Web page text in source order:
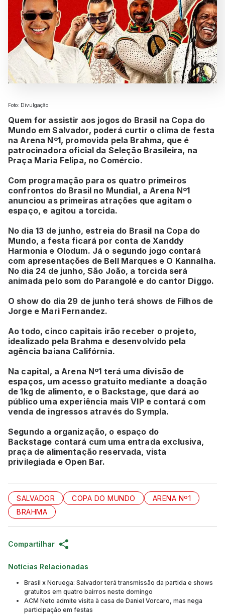
Foto: Divulgação
Quem for assistir aos jogos do Brasil na Copa do
Mundo em Salvador, poderá curtir o clima de festa
na Arena Nº1, promovida pela Brahma, que é
patrocinadora oficial da Seleção Brasileira, na
Praça Maria Felipa, no Comércio.
Com programação para os quatro primeiros
confrontos do Brasil no Mundial, a Arena Nº1
anunciou as primeiras atrações que agitam o
espaço, e agitou a torcida.
No dia 13 de junho, estreia do Brasil na Copa do
Mundo, a festa ficará por conta de Xanddy
Harmonia e Olodum. Já o segundo jogo contará
com apresentações de Bell Marques e O Kannalha.
No dia 24 de junho, São João, a torcida será
animada pelo som do Parangolé e do cantor Diggo.
O show do dia 29 de junho terá shows de Filhos de
Jorge e Mari Fernandez.
Ao todo, cinco capitais irão receber o projeto,
idealizado pela Brahma e desenvolvido pela
agência baiana Califórnia.
Na capital, a Arena Nº1 terá uma divisão de
espaços, um acesso gratuito mediante a doação
de 1kg de alimento, e o Backstage, que dará ao
público uma experiência mais VIP e contará com
venda de ingressos através do Sympla.
Segundo a organização, o espaço do
Backstage contará cum uma entrada exclusiva,
praça de alimentação reservada, vista
privilegiada e Open Bar.
SALVADOR COPA DO MUNDO
ARENA Nº1
BRAHMA
Compartilhar
Notícias Relacionadas
Brasil x Noruega: Salvador terá transmissão da partida e shows
gratuitos em quatro bairros neste domingo
ACM Neto admite visita à casa de Daniel Vorcaro, mas nega
participação em festas